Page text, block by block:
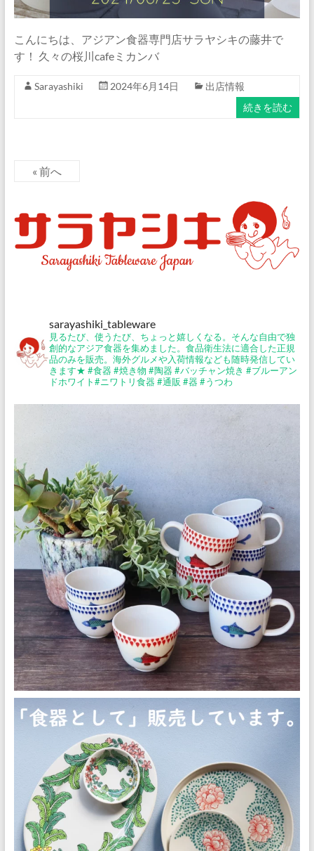
こんにちは、アジアン食器専門店サラヤシキの藤井で
す！ 久々の桜川cafeミカンバ
Sarayashiki 2024年6月14日
出店情報
続きを読む
« 前へ
sarayashiki_tableware
見るたび、使うたび、ちょっと嬉しくなる。そんな自由で独
創的なアジア食器を集めました。食品衛生法に適合した正規
品のみを販売。海外グルメや入荷情報なども随時発信してい
きます★ #食器 #焼き物 #陶器 #バッチャン焼き #ブルーアン
ドホワイト#ニワトリ食器 #通販 #器 #うつわ